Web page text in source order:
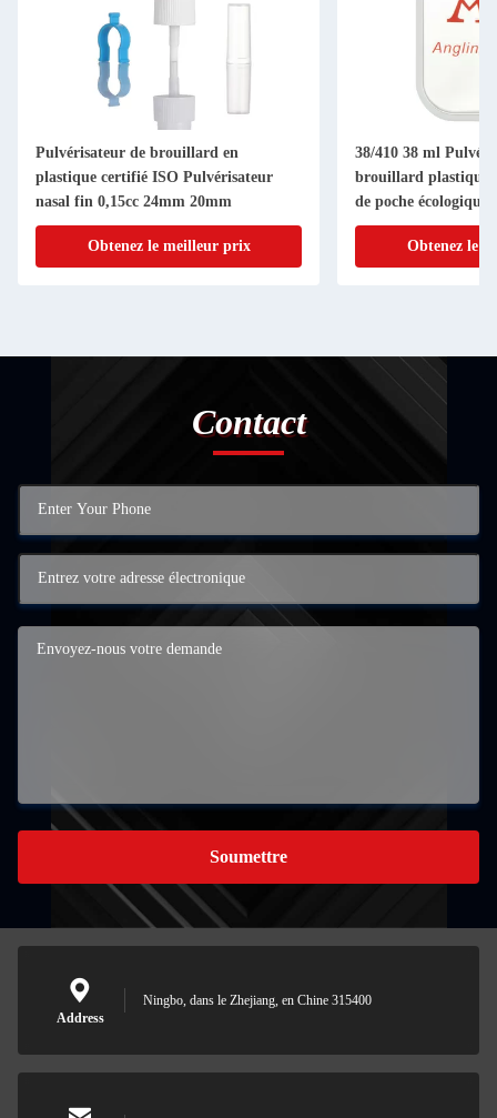
Pulvérisateur de brouillard en
plastique certifié ISO Pulvérisateur
nasal fin 0,15cc 24mm 20mm
Obtenez le meilleur prix
38/410 38 ml
brouillard plastique
de poche écologique
Obtenez le
Contact
Soumettre
Address
Ningbo, dans le Zhejiang, en Chine 315400